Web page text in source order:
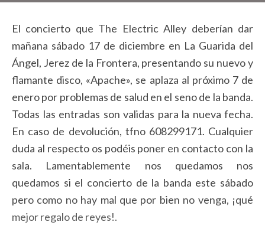
El concierto que The Electric Alley deberían dar
mañana sábado 17 de diciembre en La Guarida del
Ángel, Jerez de la Frontera, presentando su nuevo y
flamante disco, «Apache», se aplaza al próximo 7 de
enero por problemas de salud en el seno de la banda.
Todas las entradas son validas para la nueva fecha.
En caso de devolución, tfno 608299171. Cualquier
duda al respecto os podéis poner en contacto con la
sala. Lamentablemente nos quedamos nos
quedamos si el concierto de la banda este sábado
pero como no hay mal que por bien no venga, ¡qué
mejor regalo de reyes!.